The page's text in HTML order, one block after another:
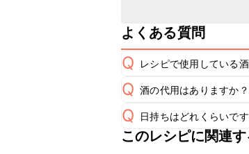
よくある質問
Q レシピで使用している
A
Q 酒の代用はありますか？
A
Q 日持ちはどれくらいで
保存期間は冷蔵で当日
このレシピに関連